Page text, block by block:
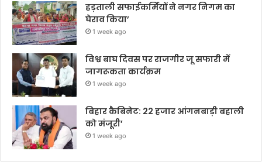
हड़ताली सफाईकर्मियों ने नगर निगम का
घेराव किया’
1 week ago
विश्व बाघ दिवस पर राजगीर जू सफारी में
जागरूकता कार्यक्रम
1 week ago
बिहार कैबिनेट: 22 हजार आंगनबाड़ी बहाली
को मंजूरी’
1 week ago